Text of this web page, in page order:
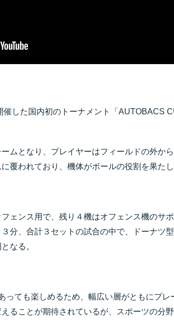
催した国内初のトーナメント「AUTOBACS
ームとなり、プレイヤーはフィールドの外か
覆われており、機体がボールの役割を果たし
ェンス用で、残り４機はオフェンス機のサ
分、合計３セットの試合の中で、ドーナツ
なる。
っても楽しめるため、幅広い層がともにプレ
ることが期待されているが、スポーツの分